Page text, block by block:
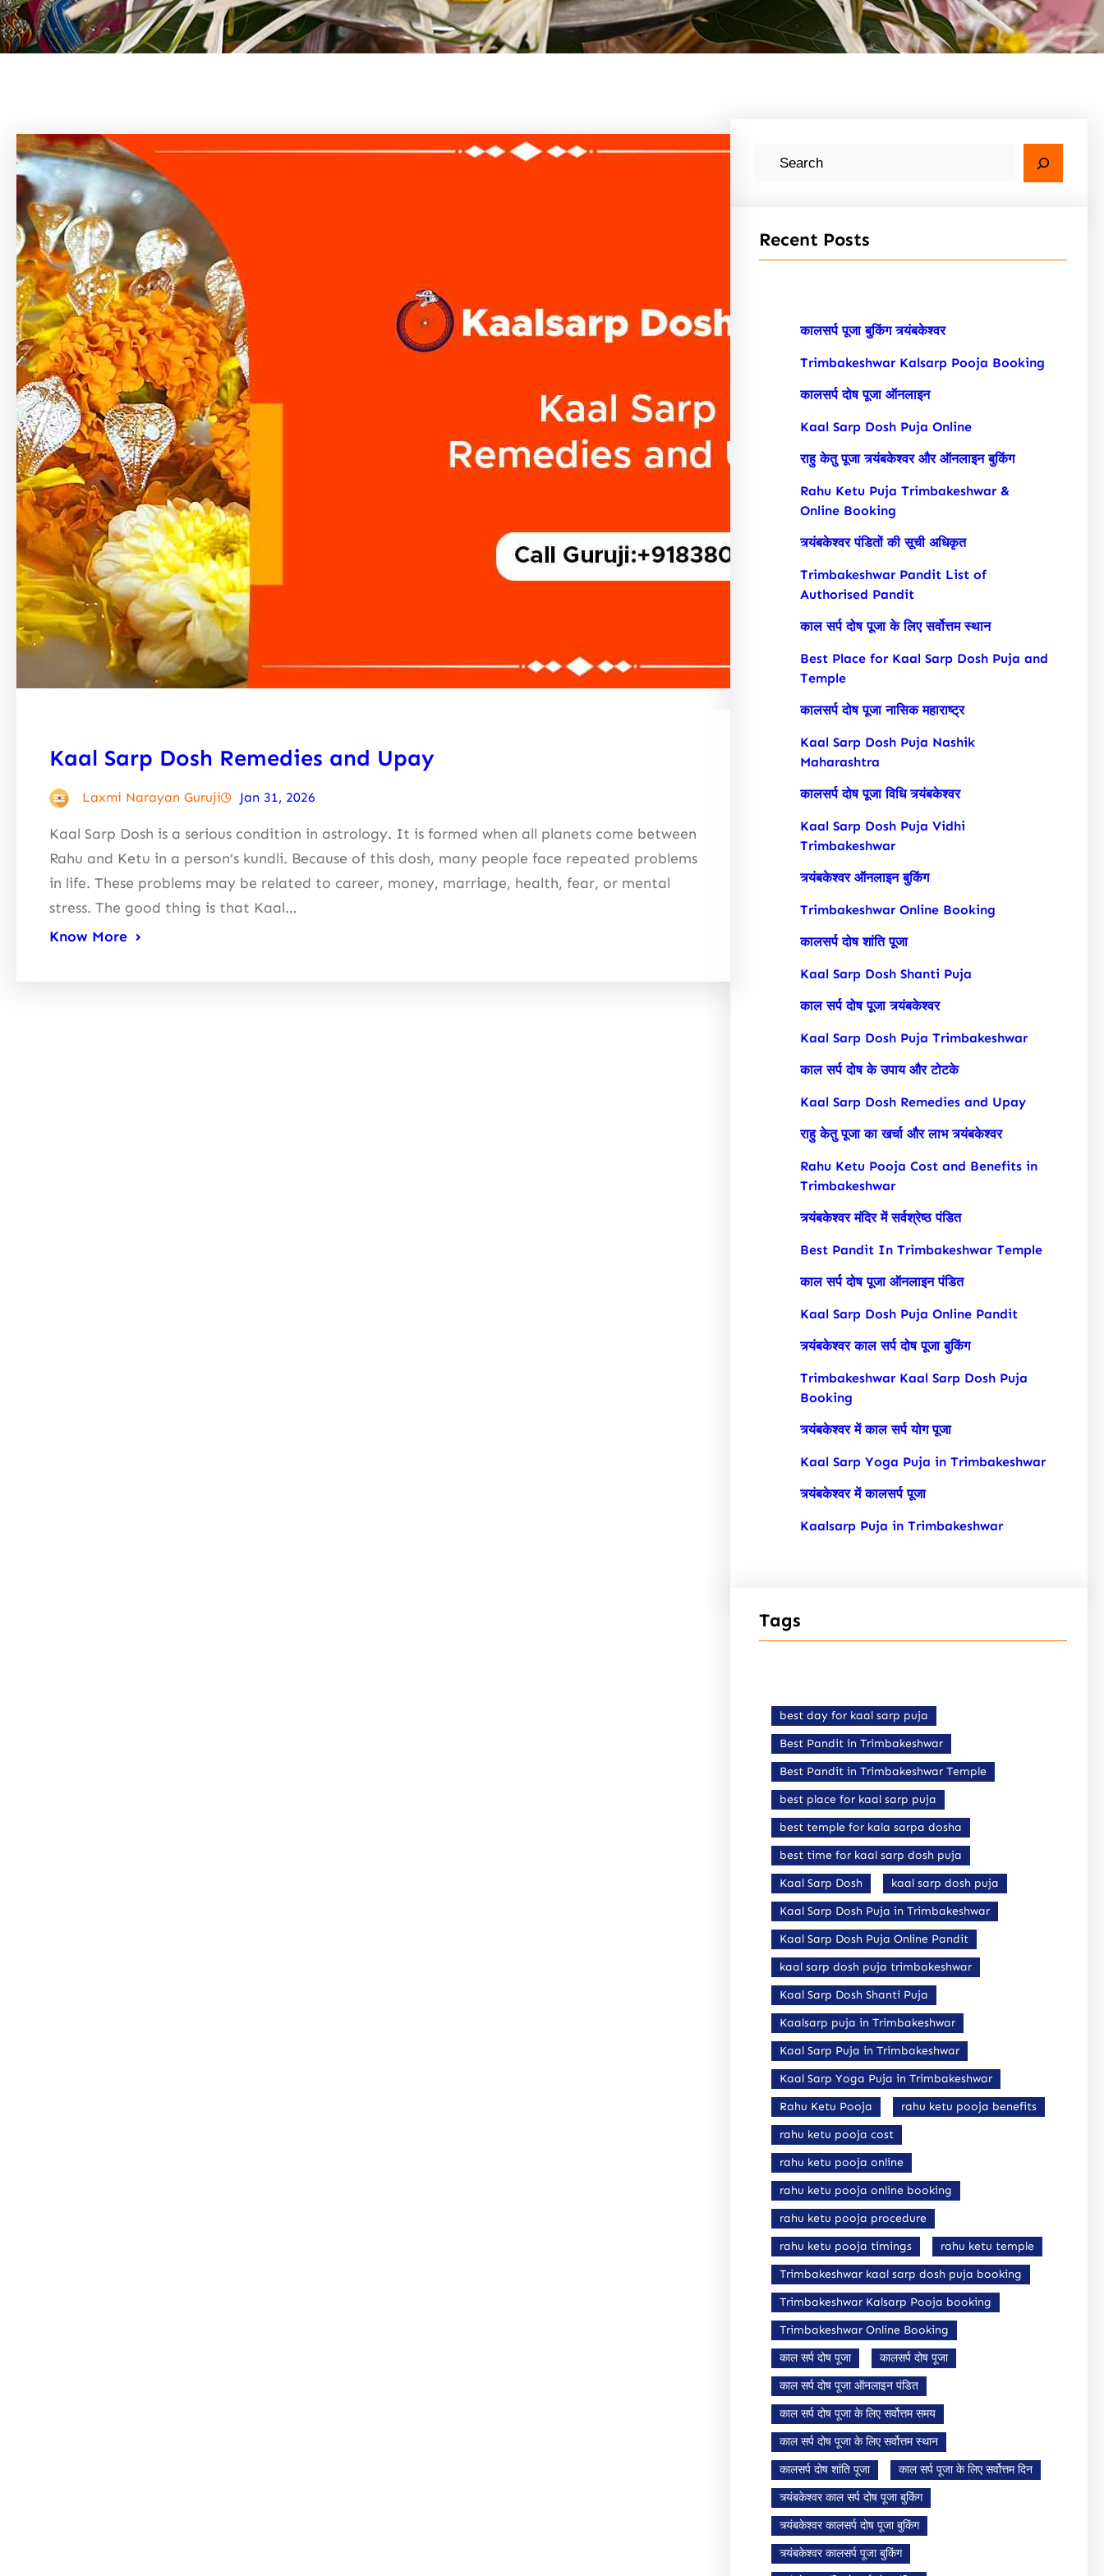
Kaal Sarp Dosh Remedies and Upay
Laxmi Narayan Guruji Jan 31, 2026
Kaal Sarp Dosh is a serious condition in astrology. It is formed when all planets come between
Rahu and Ketu in a person’s kundli. Because of this dosh, many people face repeated problems
in life. These problems may be related to career, money, marriage, health, fear, or mental
stress. The good thing is that Kaal…
Know More
Recent Posts
कालसर्प पूजा बुकिंग त्र्यंबकेश्वर
Trimbakeshwar Kalsarp Pooja Booking
कालसर्प दोष पूजा ऑनलाइन
Kaal Sarp Dosh Puja Online
राहु केतु पूजा त्र्यंबकेश्वर और ऑनलाइन बुकिंग
Rahu Ketu Puja Trimbakeshwar &
Online Booking
त्र्यंबकेश्वर पंडितों की सूची अधिकृत
Trimbakeshwar Pandit List of
Authorised Pandit
काल सर्प दोष पूजा के लिए सर्वोत्तम स्थान
Best Place for Kaal Sarp Dosh Puja and
Temple
कालसर्प दोष पूजा नासिक महाराष्ट्र
Kaal Sarp Dosh Puja Nashik
Maharashtra
कालसर्प दोष पूजा विधि त्र्यंबकेश्वर
Kaal Sarp Dosh Puja Vidhi
Trimbakeshwar
त्र्यंबकेश्वर ऑनलाइन बुकिंग
Trimbakeshwar Online Booking
कालसर्प दोष शांति पूजा
Kaal Sarp Dosh Shanti Puja
काल सर्प दोष पूजा त्र्यंबकेश्वर
Kaal Sarp Dosh Puja Trimbakeshwar
काल सर्प दोष के उपाय और टोटके
Kaal Sarp Dosh Remedies and Upay
राहु केतु पूजा का खर्चा और लाभ त्र्यंबकेश्वर
Rahu Ketu Pooja Cost and Benefits in
Trimbakeshwar
त्र्यंबकेश्वर मंदिर में सर्वश्रेष्ठ पंडित
Best Pandit In Trimbakeshwar Temple
काल सर्प दोष पूजा ऑनलाइन पंडित
Kaal Sarp Dosh Puja Online Pandit
त्र्यंबकेश्वर काल सर्प दोष पूजा बुकिंग
Trimbakeshwar Kaal Sarp Dosh Puja
Booking
त्र्यंबकेश्वर में काल सर्प योग पूजा
Kaal Sarp Yoga Puja in Trimbakeshwar
त्र्यंबकेश्वर में कालसर्प पूजा
Kaalsarp Puja in Trimbakeshwar
Tags
best day for kaal sarp puja
Best Pandit in Trimbakeshwar
Best Pandit in Trimbakeshwar Temple
best place for kaal sarp puja
best temple for kala sarpa dosha
best time for kaal sarp dosh puja
Kaal Sarp Dosh
kaal sarp dosh puja
Kaal Sarp Dosh Puja in Trimbakeshwar
Kaal Sarp Dosh Puja Online Pandit
kaal sarp dosh puja trimbakeshwar
Kaal Sarp Dosh Shanti Puja
Kaalsarp puja in Trimbakeshwar
Kaal Sarp Puja in Trimbakeshwar
Kaal Sarp Yoga Puja in Trimbakeshwar
Rahu Ketu Pooja
rahu ketu pooja benefits
rahu ketu pooja cost
rahu ketu pooja online
rahu ketu pooja online booking
rahu ketu pooja procedure
rahu ketu pooja timings
rahu ketu temple
Trimbakeshwar kaal sarp dosh puja booking
Trimbakeshwar Kalsarp Pooja booking
Trimbakeshwar Online Booking
काल सर्प दोष पूजा
कालसर्प दोष पूजा
काल सर्प दोष पूजा ऑनलाइन पंडित
काल सर्प दोष पूजा के लिए सर्वोत्तम समय
काल सर्प दोष पूजा के लिए सर्वोत्तम स्थान
कालसर्प दोष शांति पूजा
काल सर्प पूजा के लिए सर्वोत्तम दिन
त्र्यंबकेश्वर काल सर्प दोष पूजा बुकिंग
त्र्यंबकेश्वर कालसर्प दोष पूजा बुकिंग
त्र्यंबकेश्वर कालसर्प पूजा बुकिंग